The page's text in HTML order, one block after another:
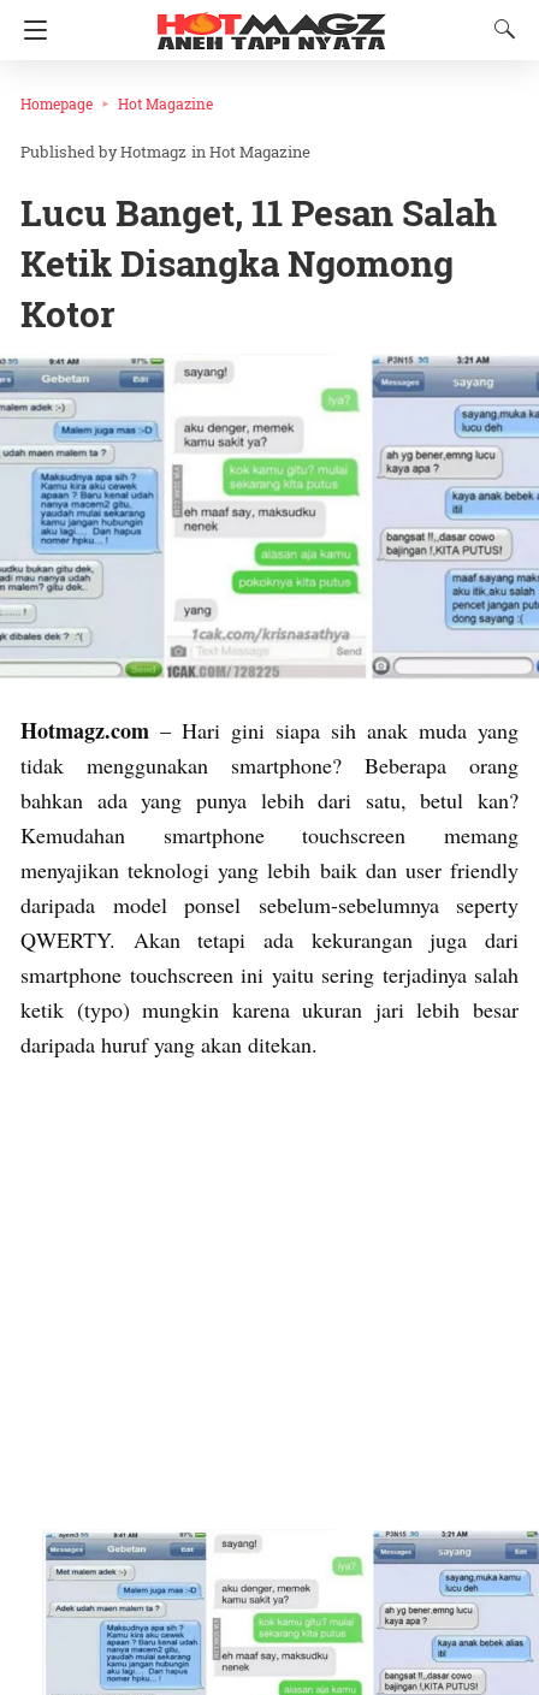
Homepage Hot Magazine
Hotmagz inHot Magazine
Lucu Banget, 11 Pesan Salah
Ketik Disangka Ngomong
Kotor
Hotmagz.com – Hari gini siapa sih anak muda yang
tidak menggunakan smartphone? Beberapa orang
bahkan ada yang punya lebih dari satu, betul kan?
Kemudahan smartphone touchscreen memang
menyajikan teknologi yang lebih baik dan user friendly
daripada model ponsel sebelum-sebelumnya seperty
QWERTY. Akan tetapi ada kekurangan juga dari
smartphone touchscreen ini yaitu sering terjadinya salah
ketik (typo) mungkin karena ukuran jari lebih besar
daripada huruf yang akan ditekan.